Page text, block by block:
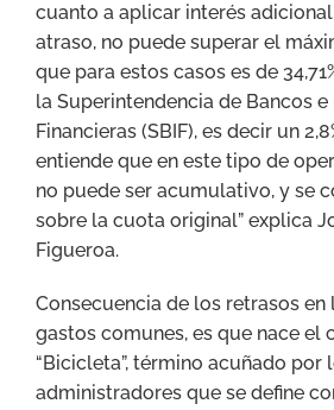
cuanto a aplicar interés
atraso, no puede superar el
que para estos casos es de
la Superintendencia de Bancos
Financieras (SBIF), es decir un
entiende que en este tipo de
no puede ser acumulativo, y se
sobre la cuota original” explica
Figueroa.
Consecuencia de los retrasos en
gastos comunes, es que nace el
“Bicicleta”, término acuñado por
administradores que se define